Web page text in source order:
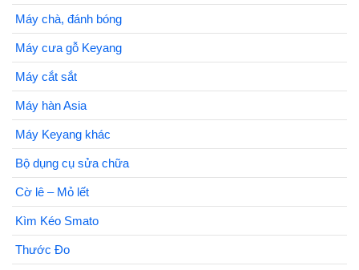
Máy chà, đánh bóng
Máy cưa gỗ Keyang
Máy cắt sắt
Máy hàn Asia
Máy Keyang khác
Bộ dụng cụ sửa chữa
Cờ lê – Mỏ lết
Kìm Kéo Smato
Thước Đo